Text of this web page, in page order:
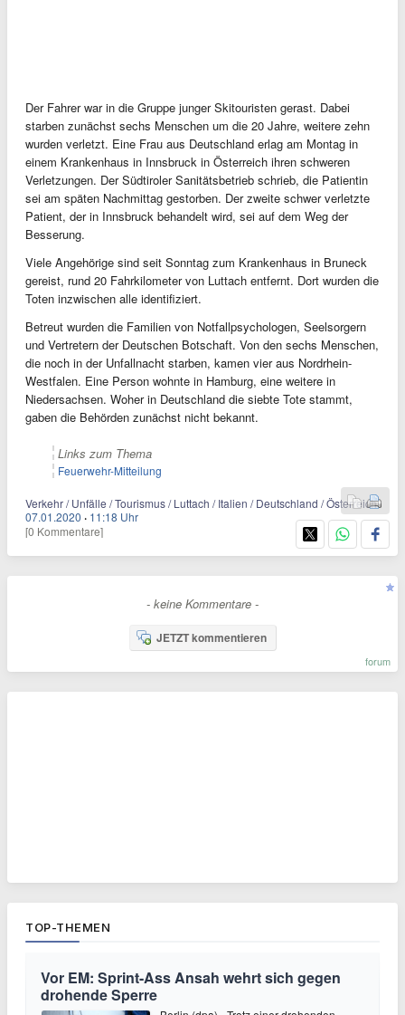
Der Fahrer war in die Gruppe junger Skitouristen gerast. Dabei
starben zunächst sechs Menschen um die 20 Jahre, weitere zehn
wurden verletzt. Eine Frau aus Deutschland erlag am Montag in
einem Krankenhaus in Innsbruck in Österreich ihren schweren
Verletzungen. Der Südtiroler Sanitätsbetrieb schrieb, die Patientin
sei am späten Nachmittag gestorben. Der zweite schwer verletzte
Patient, der in Innsbruck behandelt wird, sei auf dem Weg der
Besserung.
Viele Angehörige sind seit Sonntag zum Krankenhaus in Bruneck
gereist, rund 20 Fahrkilometer von Luttach entfernt. Dort wurden die
Toten inzwischen alle identifiziert.
Betreut wurden die Familien von Notfallpsychologen, Seelsorgern
und Vertretern der Deutschen Botschaft. Von den sechs Menschen,
die noch in der Unfallnacht starben, kamen vier aus Nordrhein-
Westfalen. Eine Person wohnte in Hamburg, eine weitere in
Niedersachsen. Woher in Deutschland die siebte Tote stammt,
gaben die Behörden zunächst nicht bekannt.
Links zum Thema
Feuerwehr-Mitteilung
Verkehr / Unfälle / Tourismus / Luttach / Italien / Deutschland / Österreich
07.01.2020 · 11:18 Uhr
[0 Kommentare]
- keine Kommentare -
JETZT kommentieren
forum
TOP-THEMEN
Vor EM: Sprint-Ass Ansah wehrt sich gegen
drohende Sperre